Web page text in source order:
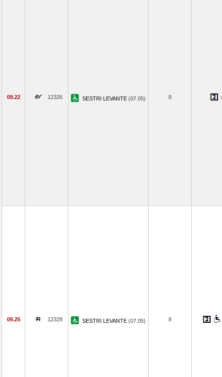
09.22 12326 SESTRI LEVANTE (07.05) 8
09.25 12328 SESTRI LEVANTE (07.05) 8